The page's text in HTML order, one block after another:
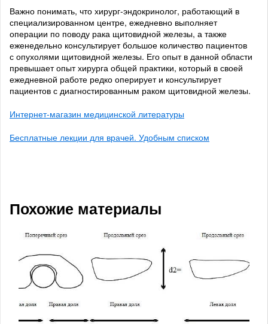
Важно понимать, что хирург-эндокринолог, работающий в
специализированном центре, ежедневно выполняет
операции по поводу рака щитовидной железы, а также
еженедельно консультирует большое количество пациентов
с опухолями щитовидной железы. Его опыт в данной области
превышает опыт хирурга общей практики, который в своей
ежедневной работе редко оперирует и консультирует
пациентов с диагностированным раком щитовидной железы.
Интернет-магазин медицинской литературы
Бесплатные лекции для врачей. Удобным списком
Похожие материалы